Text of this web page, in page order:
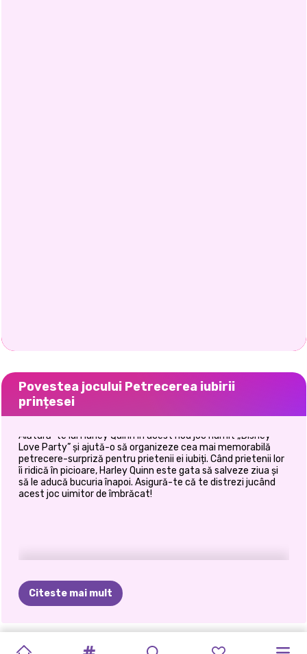
Povestea jocului Petrecerea iubirii
prințesei
Alătură-te lui Harley Quinn în acest nou joc numit „Disney
Love Party” și ajută-o să organizeze cea mai memorabilă
petrecere-surpriză pentru prietenii ei iubiți. Când prietenii lor
îi ridică în picioare, Harley Quinn este gata să salveze ziua și
să le aducă bucuria înapoi. Asigură-te că te distrezi jucând
acest joc uimitor de îmbrăcat!
Citeste mai mult
ZIUA
COSTUME DECORATE:
PRINȚESELE SEA